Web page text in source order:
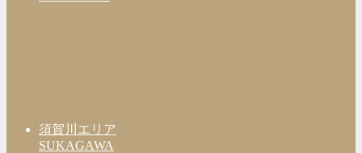
須賀川エリア
SUKAGAWA